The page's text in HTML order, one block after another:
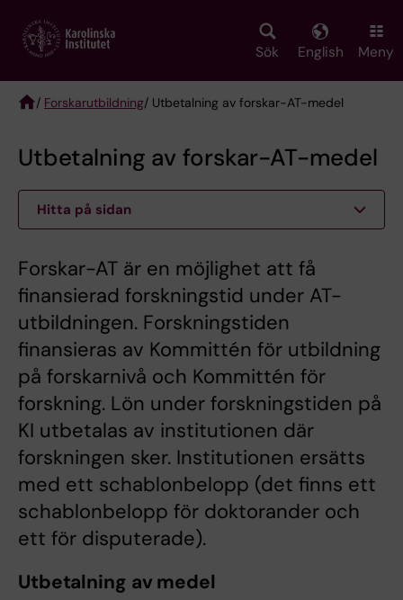
main
Sök English Meny
/ Forskarutbildning/ Utbetalning av forskar-AT-medel
Utbetalning av forskar-AT-medel
Hitta på sidan
Forskar-AT är en möjlighet att få
finansierad forskningstid under AT-
utbildningen. Forskningstiden
finansieras av Kommittén för utbildning
på forskarnivå och Kommittén för
forskning. Lön under forskningstiden på
KI utbetalas av institutionen där
forskningen sker. Institutionen ersätts
med ett schablonbelopp (det finns ett
schablonbelopp för doktorander och
ett för disputerade).
Utbetalning av medel